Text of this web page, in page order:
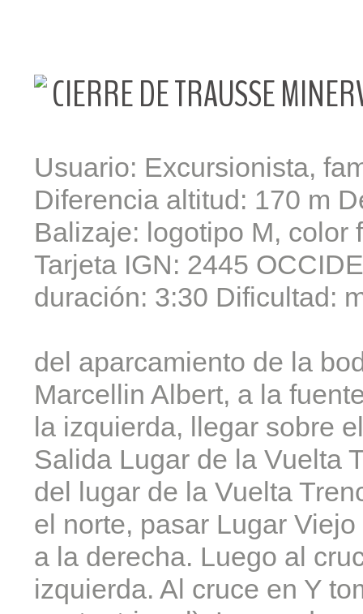
CIERRE DE TRAUSSE
Usuario: Excursionista,
Diferencia altitud: 170 m
Balizaje: logotipo M, color
Tarjeta IGN: 2445
duración: 3:30 Dificultad:
del aparcamiento de la
Marcellin Albert, a la
la izquierda, llegar sobre
Salida Lugar de la Vuelta
del lugar de la Vuelta
el norte, pasar Lugar
a la derecha. Luego al
izquierda. Al cruce en Y